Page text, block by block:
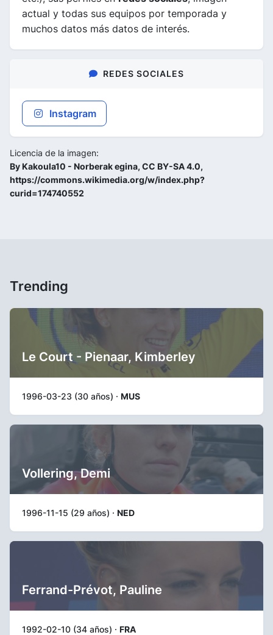
actual y todas sus equipos por temporada y
muchos datos más datos de interés.
REDES SOCIALES
Instagram
Licencia de la imagen:
By Kakoula10 - Norberak egina, CC BY-SA 4.0,
https://commons.wikimedia.org/w/index.php?
curid=174740552
Trending
Le Court - Pienaar, Kimberley
1996-03-23 (30 años) · MUS
Vollering, Demi
1996-11-15 (29 años) · NED
Ferrand-Prévot, Pauline
1992-02-10 (34 años) · FRA